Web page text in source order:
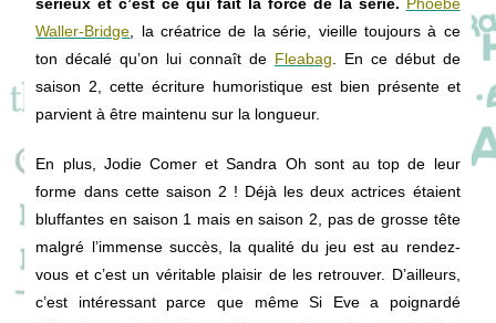
Waller-Bridge , la créatrice de la série, vieille toujours à ce
ton décalé qu’on lui connaît de Fleabag . En ce début de
saison 2, cette écriture humoristique est bien présente et
parvient à être maintenu sur la longueur.
En plus, Jodie Comer et Sandra Oh sont au top de leur
forme dans cette saison 2 ! Déjà les deux actrices étaient
bluffantes en saison 1 mais en saison 2, pas de grosse tête
malgré l’immense succès, la qualité du jeu est au rendez-
vous et c’est un véritable plaisir de les retrouver. D’ailleurs,
c’est intéressant parce que même Si Eve a poignardé